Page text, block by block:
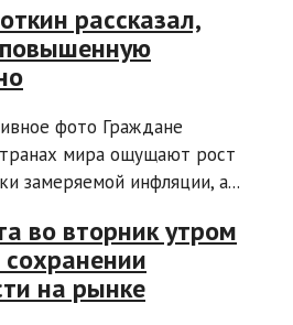
рассказал,
фото Граждане
мира ощущают рост
замеряемой инфляции, а...
во вторник утром
на рынке